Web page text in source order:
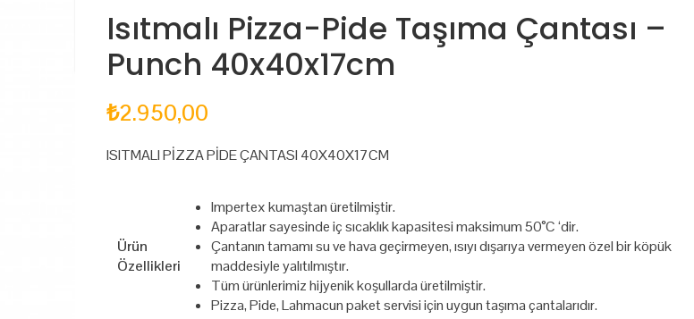
Isıtmalı Pizza-Pide Taşıma Çantası –
Punch 40x40x17cm
₺2.950,00
ISITMALI PİZZA PİDE ÇANTASI 40X40X17CM
Ürün
Özellikleri
Impertex kumaştan üretilmiştir.
Aparatlar sayesinde iç sıcaklık kapasitesi maksimum 50°C ‘dir.
Çantanın tamamı su ve hava geçirmeyen, ısıyı dışarıya vermeyen özel bir köpük
maddesiyle yalıtılmıştır.
Tüm ürünlerimiz hijyenik koşullarda üretilmiştir.
Pizza, Pide, Lahmacun paket servisi için uygun taşıma çantalarıdır.